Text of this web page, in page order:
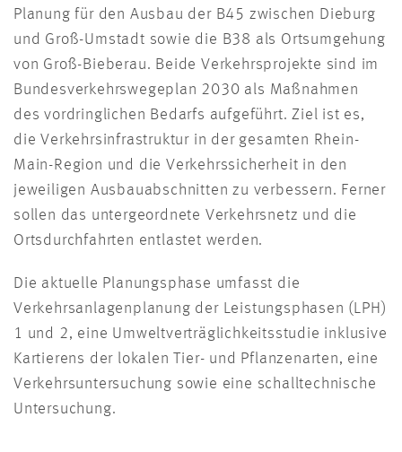
Planung für den Ausbau der B45 zwischen Dieburg
und Groß-Umstadt sowie die B38 als Ortsumgehung
von Groß-Bieberau. Beide Verkehrsprojekte sind im
Bundesverkehrswegeplan 2030 als Maßnahmen
des vordringlichen Bedarfs aufgeführt. Ziel ist es,
die Verkehrsinfrastruktur in der gesamten Rhein-
Main-Region und die Verkehrssicherheit in den
jeweiligen Ausbauabschnitten zu verbessern. Ferner
sollen das untergeordnete Verkehrsnetz und die
Ortsdurchfahrten entlastet werden.
Die aktuelle Planungsphase umfasst die
Verkehrsanlagenplanung der Leistungsphasen (LPH)
1 und 2, eine Umweltverträglichkeitsstudie inklusive
Kartierens der lokalen Tier- und Pflanzenarten, eine
Verkehrsuntersuchung sowie eine schalltechnische
Untersuchung.